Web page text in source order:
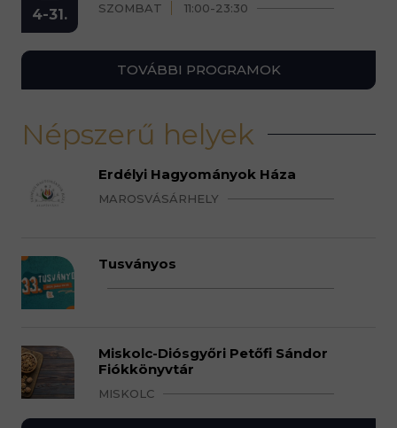
4-31. SZOMBAT 11:00-23:30
TOVÁBBI PROGRAMOK
Népszerű helyek
Erdélyi Hagyományok Háza
MAROSVÁSÁRHELY
Tusványos
Miskolc-Diósgyőri Petőfi Sándor
Fiókkönyvtár
MISKOLC